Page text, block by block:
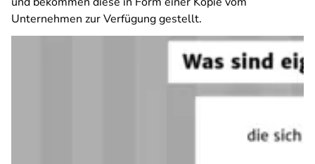
Unternehmen zur Verfügung gestellt.